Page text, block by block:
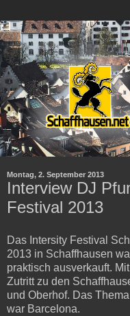
Montag, 2. September 2013
Interview DJ
Festival 2013
Das Intersity Festival
2013 in Schaffhausen
praktisch ausverkauft.
Zutritt zu den
und Oberhof. Das
war Barcelona.